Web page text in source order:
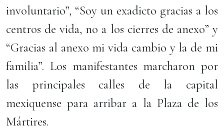
involuntario”, “Soy un exadicto gracias a los
centros de vida, no a los cierres de anexo” y
“Gracias al anexo mi vida cambio y la de mi
familia”. Los manifestantes marcharon por
las principales calles de la capital
mexiquense para arribar a la Plaza de los
Mártires.